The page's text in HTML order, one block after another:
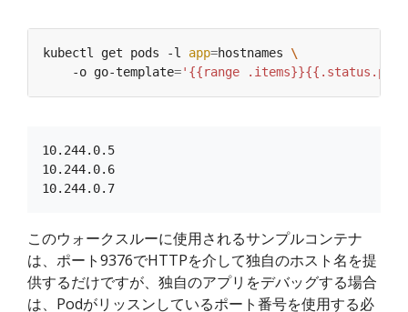
kubectl get pods -l app=hostnames
    -o go-template
='{{range
10.244.0.5
10.244.0.6
このウォークスルーに使用されるサンプルコンテナ
は、ポート9376でHTTPを介して独自のホスト名を提
供するだけですが、独自のアプリをデバッグする場合
は、Podがリッスンしているポート番号を使用する必